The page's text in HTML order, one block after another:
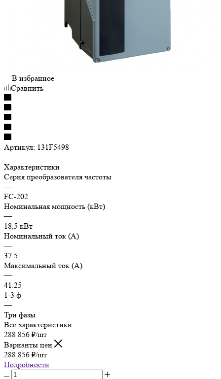
В избранное
Сравнить
Артикул: 131F5498
Характеристики
Серия преобразователя частоты
—
FC-202
Номинальная мощность (кВт)
—
18,5 кВт
Номинальный ток (А)
—
37.5
Максимальный ток (А)
—
41.25
1-3 ф
—
Три фазы
Все характеристики
288 856 ₽/шт
Варианты цен
288 856 ₽/шт
Подробности